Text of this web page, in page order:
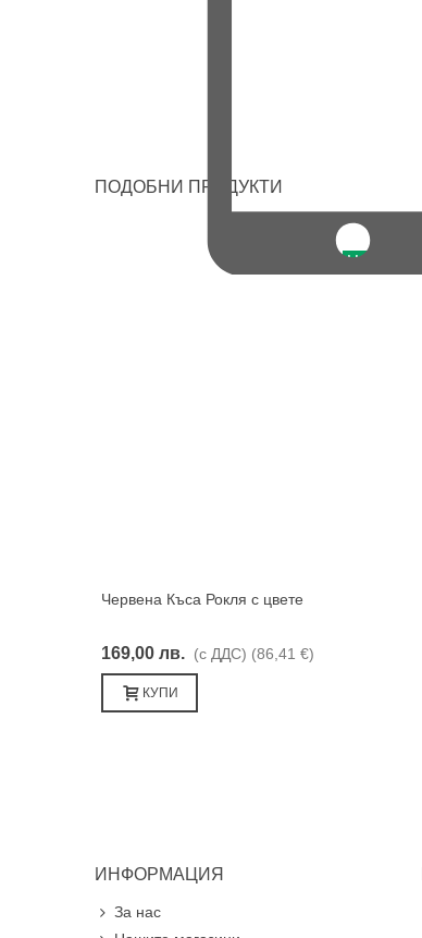
ПОДОБНИ ПРОДУКТИ
НОВО
Харесвам
Червена Къса Рокля с цвете
169,00 лв. (с ДДС) (86,41 €)
КУПИ
ИНФОРМАЦИЯ
За нас